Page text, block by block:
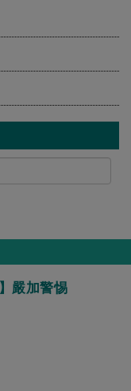
嚴加警惕